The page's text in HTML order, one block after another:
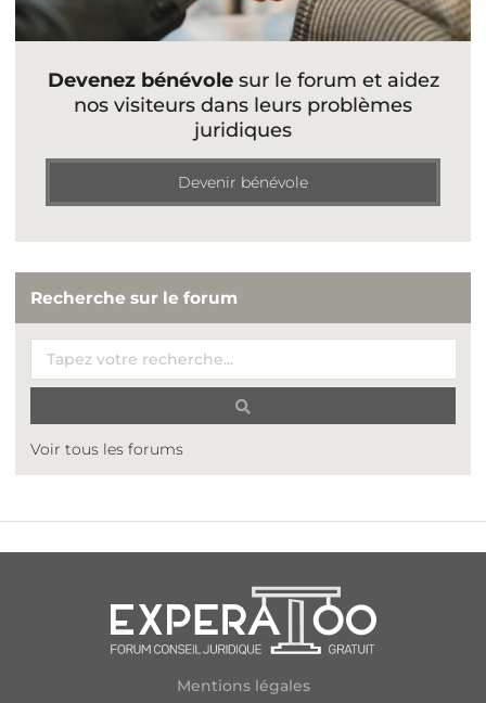
Devenez bénévolesur le forum et aidez
nos visiteurs dans leurs problèmes
juridiques
Devenir bénévole
Recherche sur le forum
Voir tous les forums
Mentions légales